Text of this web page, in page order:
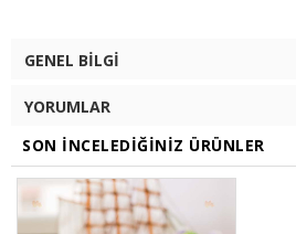
GENEL BILGI
YORUMLAR
SON İNCELEDIĞINIZ ÜRÜNLER